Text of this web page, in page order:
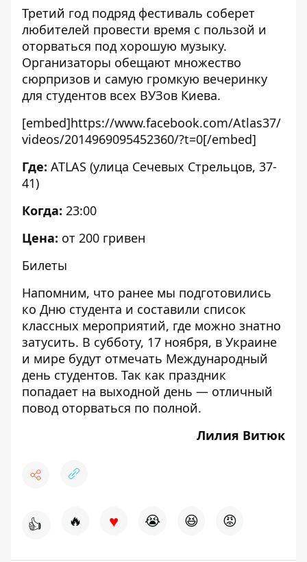
Третий год подряд фестиваль соберет
любителей провести время с пользой и
оторваться под хорошую музыку.
Организаторы обещают множество
сюрпризов и самую громкую вечеринку
для студентов всех ВУЗов Киева.
[embed]https://www.facebook.com/Atlas37/
videos/2014969095452360/?t=0[/embed]
Где: ATLAS (улица Сечевых Стрельцов, 37-
41)
Когда: 23:00
Цена: от 200 гривен
Билеты
Напомним, что ранее мы подготовились
ко Дню студента и составили список
классных мероприятий, где можно знатно
затусить. В субботу, 17 ноября, в Украине
и мире будут отмечать Международный
день студентов. Так как праздник
попадает на выходной день — отличный
повод оторваться по полной.
Лилия Витюк
👍 🔥 ♥ 😭 😆 😡